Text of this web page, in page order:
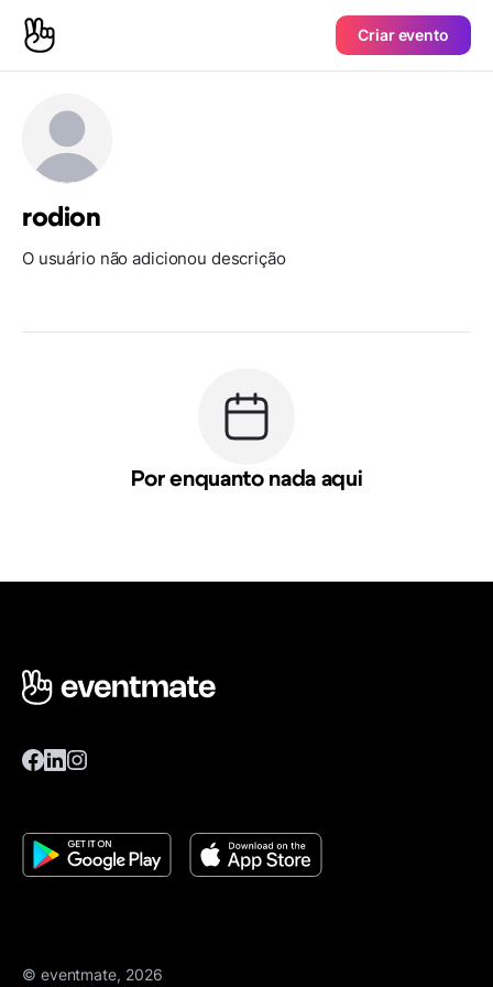
Criar evento
rodion
O usuário não adicionou descrição
Por enquanto nada aqui
© eventmate, 2026